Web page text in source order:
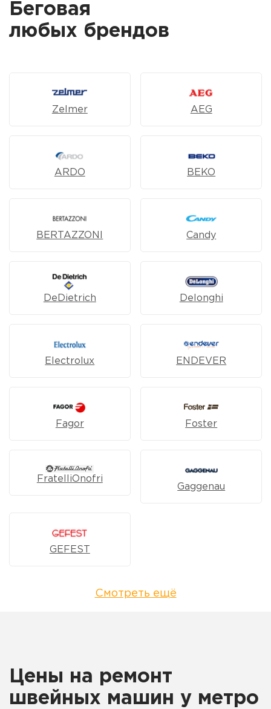
Беговая
любых брендов
Zelmer AEG
ARDO BEKO
BERTAZZONI Candy
DeDietrich Delonghi
Electrolux ENDEVER
Fagor Foster
FratelliOnofri
Gaggenau
GEFEST
Смотреть ещё
Цены на ремонт
швейных машин у метро